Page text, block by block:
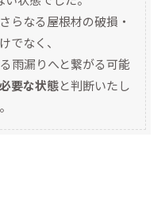
らなる屋根材の破損・
でなく、
雨漏りへと繋がる可能
要な状態と判断いたし